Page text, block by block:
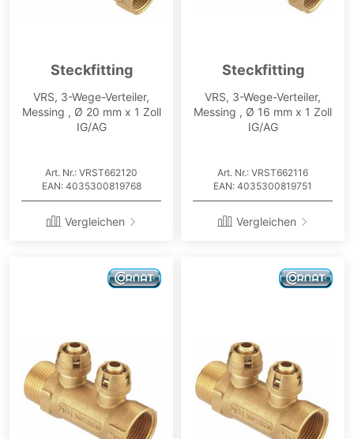
Steckfitting
VRS, 3-Wege-Verteiler,
Messing , Ø 20 mm x 1 Zoll
IG/AG
Art. Nr.: VRST662120
EAN: 4035300819768
Vergleichen
Steckfitting
VRS, 3-Wege-Verteiler,
Messing , Ø 16 mm x 1 Zoll
IG/AG
Art. Nr.: VRST662116
EAN: 4035300819751
Vergleichen